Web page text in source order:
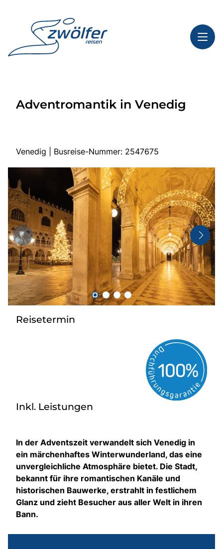
Highlights
Start
Busreisen
Bus mieten
Taxi
Reisebüro
Danube Service
Kontakt
Job
Adventromantik in Venedig
Venedig | Busreise-Nummer: 2547675
Reisetermin
Inkl. Leistungen
In der Adventszeit verwandelt sich Venedig in
ein märchenhaftes Winterwunderland, das eine
unvergleichliche Atmosphäre bietet. Die Stadt,
bekannt für ihre romantischen Kanäle und
historischen Bauwerke, erstrahlt in festlichem
Glanz und zieht Besucher aus aller Welt in ihren
Bann.